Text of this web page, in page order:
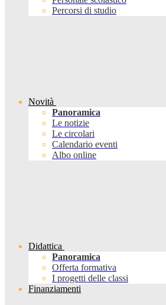
Percorsi di studio
Novità
Panoramica
Le notizie
Le circolari
Calendario eventi
Albo online
Didattica
Panoramica
Offerta formativa
I progetti delle classi
Finanziamenti